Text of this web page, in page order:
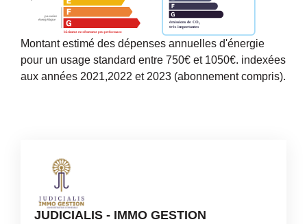
Montant estimé des dépenses annuelles d'énergie
pour un usage standard entre 750€ et 1050€. indexées
aux années 2021,2022 et 2023 (abonnement compris).
JUDICIALIS - IMMO GESTION